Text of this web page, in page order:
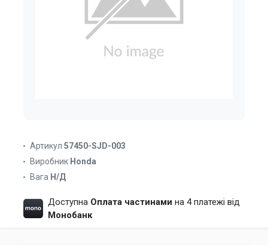
Артикул 57450-SJD-003
Виробник Honda
Вага Н/Д
Доступна Оплата частинами на 4 платежі від
Монобанк